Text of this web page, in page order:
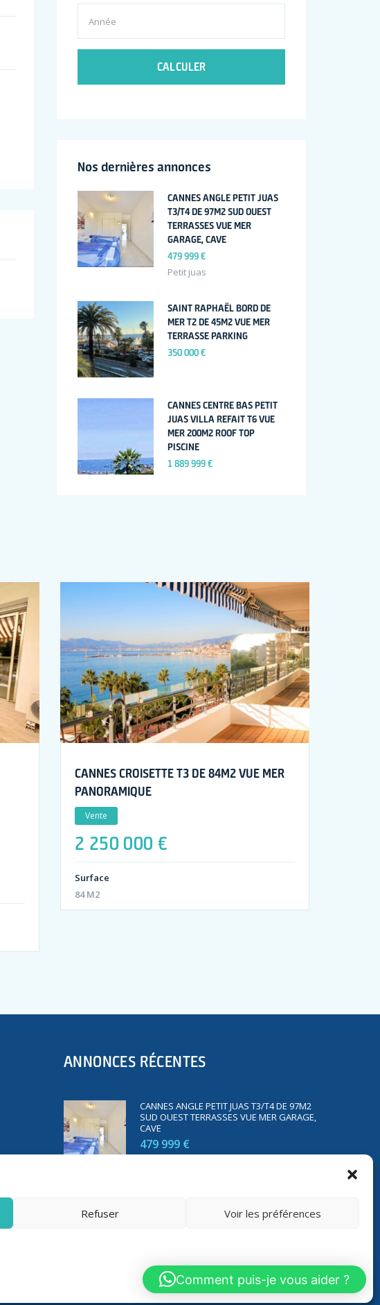
Refuser Voir les préférences
CALCULER
Nos dernières annonces
CANNES ANGLE PETIT JUAS
T3/T4 DE 97M2 SUD OUEST
TERRASSES VUE MER
GARAGE, CAVE
479 999 €
Petit juas
SAINT RAPHAËL BORD DE
MER T2 DE 45M2 VUE MER
TERRASSE PARKING
350 000 €
CANNES CENTRE BAS PETIT
JUAS VILLA REFAIT T6 VUE
MER 200M2 ROOF TOP
PISCINE
1 889 999 €
CANNES CROISETTE T3 DE 84M2 VUE MER
PANORAMIQUE
Vente
2 250 000 €
Surface
84 M2
ANNONCES RÉCENTES
CANNES ANGLE PETIT JUAS T3/T4 DE 97M2
SUD OUEST TERRASSES VUE MER GARAGE,
CAVE
479 999 €
Comment puis-je vous aider ?